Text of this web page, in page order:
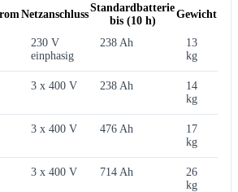
Netzanschluss
Standardbatterie
bis (10 h)
Gewicht
230 V
einphasig
238 Ah
13
kg
3 x 400 V 238 Ah
14
kg
3 x 400 V 476 Ah
17
kg
3 x 400 V 714 Ah
26
kg